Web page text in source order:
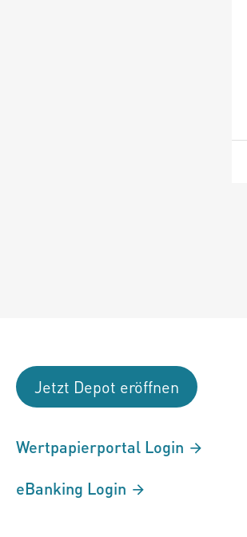
Jetzt Depot eröffnen
Wertpapierportal Login
eBanking Login